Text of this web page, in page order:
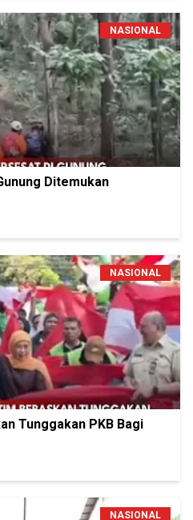
NASIONAL
Ditemukan
NASIONAL
Tunggakan PKB Bagi
NASIONAL